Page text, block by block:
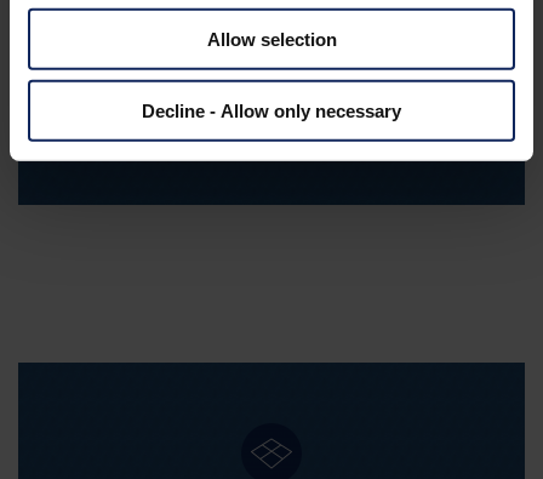
Allow selection
Decline - Allow only necessary
gulvbelægningsanvendelser
DOWNLOAD PDF